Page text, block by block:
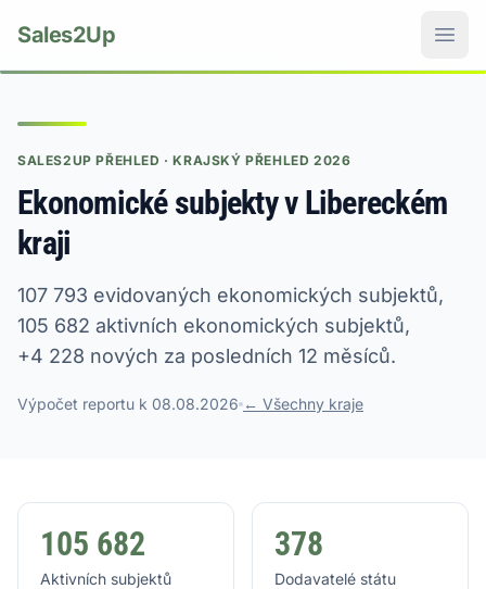
Sales2Up
SALES2UP PŘEHLED · KRAJSKÝ PŘEHLED 2026
Ekonomické subjekty v Libereckém
kraji
107 793 evidovaných ekonomických subjektů,
105 682 aktivních ekonomických subjektů,
+4 228 nových za posledních 12 měsíců.
Výpočet reportu k 08.08.2026 ← Všechny kraje
105 682
Aktivních subjektů
378
Dodavatelé státu